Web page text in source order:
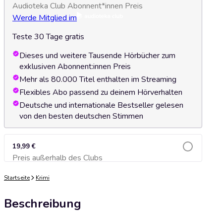
Audioteka Club Abonnent*innen Preis
Werde Mitglied im
Teste 30 Tage gratis
Dieses und weitere Tausende Hörbücher zum
exklusiven Abonnent:innen Preis
Mehr als 80.000 Titel enthalten im Streaming
Flexibles Abo passend zu deinem Hörverhalten
Deutsche und internationale Bestseller gelesen
von den besten deutschen Stimmen
19,99 €
Preis außerhalb des ClubsZum Warenkorb hinzufügen
Startseite Krimi
Beschreibung